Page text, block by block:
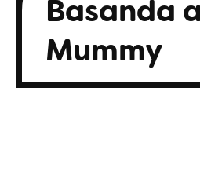
Basanda
Mummy